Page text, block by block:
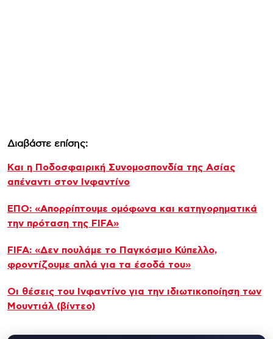
Διαβάστε επίσης:
Kαι η Ποδοσφαιρική Συνομοσπονδία της Ασίας
απέναντι στον Ινφαντίνο
ΕΠΟ: «Απορρίπτουμε ομόφωνα και κατηγορηματικά
την πρόταση της FIFA»
FIFA: «Δεν πουλάμε το Παγκόσμιο Κύπελλο,
φροντίζουμε απλά για τα έσοδά του»
Οι θέσεις του Ινφαντίνο για την ιδιωτικοποίηση των
Μουντιάλ (βίντεο)